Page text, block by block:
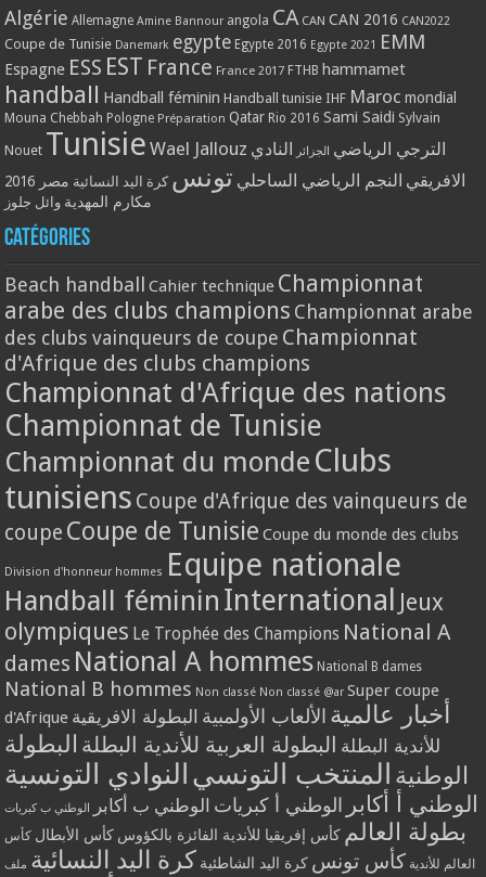
Algérie Allemagne Amine Bannour angola CA CAN CAN 2016 CAN2022
Coupe de Tunisie Danemark egypte Egypte 2016 Egypte 2021 EMM
Espagne ESS EST France France 2017 FTHB hammamet
handball Handball féminin Handball tunisie IHF Maroc mondial
Mouna Chebbah Pologne Préparation Qatar Rio 2016 Sami Saidi Sylvain
Nouet Tunisie Wael Jallouz الترجي الرياضي الجزائر النادي
الافريقي النجم الرياضي الساحلي تونس كرة اليد النسائية مصر 2016
مكارم المهدية وائل جلوز
Catégories
Beach handball Cahier technique Championnat
arabe des clubs champions Championnat arabe
des clubs vainqueurs de coupe Championnat
d'Afrique des clubs champions
Championnat d'Afrique des nations
Championnat de Tunisie
Championnat du monde Clubs
tunisiens Coupe d'Afrique des vainqueurs de
coupe Coupe de Tunisie Coupe du monde des clubs
Division d'honneur hommes Equipe nationale
Handball féminin International Jeux
olympiques Le Trophée des Champions National A
dames National A hommes National B dames
National B hommes Non classé Non classé @ar Super coupe
d'Afrique
أخبار عالمية الألعاب الأولمبية البطولة الافريقية
للأندية البطلة البطولة العربية للأندية البطلة البطولة
الوطنية المنتخب التونسي النوادي التونسية
الوطني أ أكابر الوطني أ كبريات الوطني ب أكابر الوطني ب كبريات
بطولة العالم كأس إفريقيا للأندية الفائزة بالكؤوس كأس الأبطال كأس
العالم للأندية كأس تونس كرة اليد الشاطئية كرة اليد النسائية ملف